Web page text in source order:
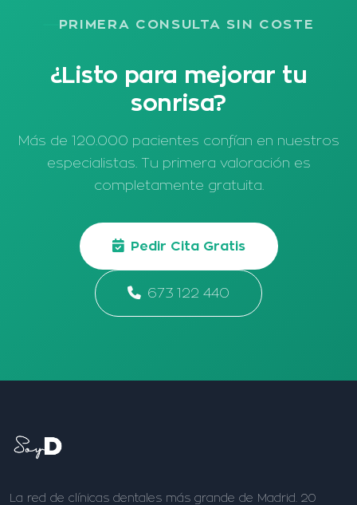
PRIMERA CONSULTA SIN COSTE
¿Listo para mejorar tu
sonrisa?
Más de 120.000 pacientes confían en nuestros
especialistas. Tu primera valoración es
completamente gratuita.
Pedir Cita Gratis
673 122 440
La red de clínicas dentales más grande de Madrid. 20